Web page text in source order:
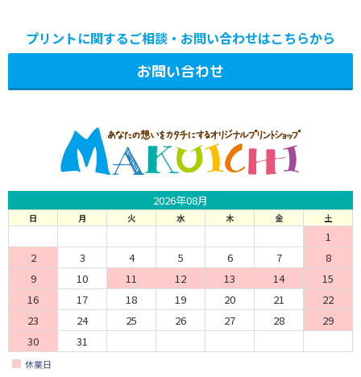
プリントに関するご相談・お問い合わせはこちらから
お問い合わせ
2026年08月
日 月 火 水 木 金 土
1
2
3 4 5 6 7
8
9
10 11 12 13 14
15
16
17 18 19 20 21
22
23
24 25 26 27 28
29
30
31
休業日